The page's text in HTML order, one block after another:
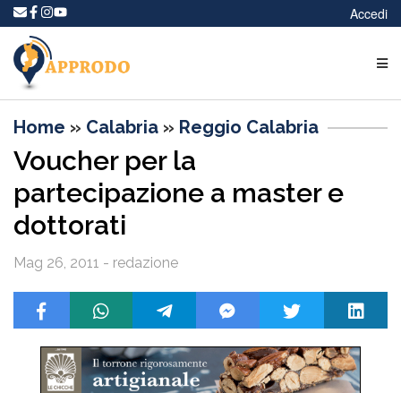
Accedi
Home » Calabria » Reggio Calabria
Voucher per la
partecipazione a master e
dottorati
Mag 26, 2011 - redazione